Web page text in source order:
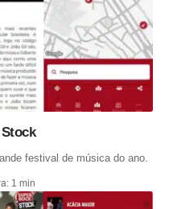
festival de música do ano.
1 min